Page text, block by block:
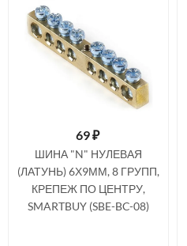
69₽
ШИНА "N" НУЛЕВАЯ
(ЛАТУНЬ) 6Х9ММ, 8 ГРУПП,
КРЕПЕЖ ПО ЦЕНТРУ,
SMARTBUY (SBE-BC-08)